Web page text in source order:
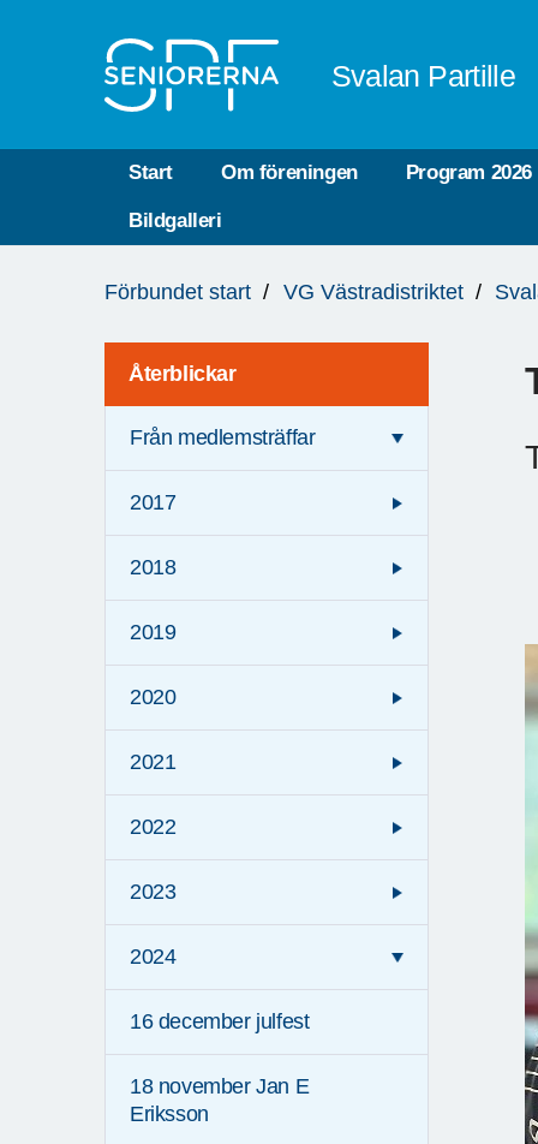
Svalan Partille
Start Om föreningen Program 2026
Bildgalleri
är
Förbundet start VG Västradistriktet
Återblickar
Från medlemsträffar
2017
2018
2019
2020
2021
2022
2023
2024
16 december julfest
18 november Jan E
Eriksson